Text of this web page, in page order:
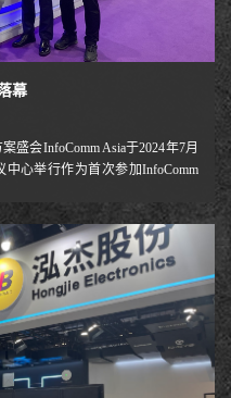
幕
盛会InfoComm Asia于2024年7月
心举行作为首次参加InfoComm
充分关注，并得到广泛好评在展
现出了极大的兴趣，所有团队成
荐，特别是游戏显示器支架，因
到了高度的好评